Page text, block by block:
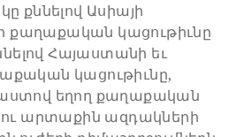
քննելով Ասիայի
կացութիւնը
Հայաստանի եւ
կացութիւնը,
եղող քաղաքական
ու արտաքին ազդակների